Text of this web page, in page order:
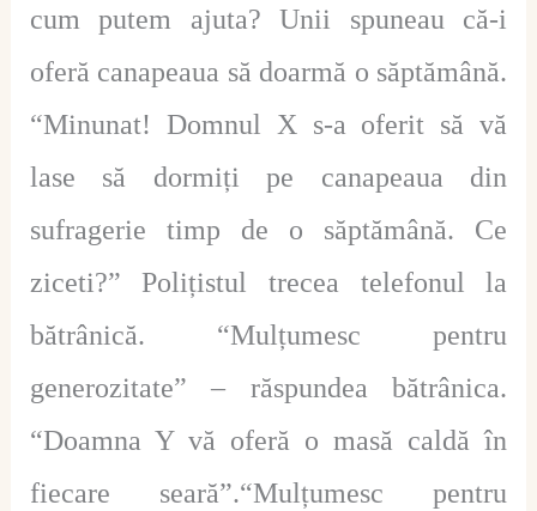
cum putem ajuta? Unii spuneau că-i
oferă canapeaua să doarmă o săptămână.
“Minunat! Domnul X s-a oferit să vă
lase să dormiți pe canapeaua din
sufragerie timp de o săptămână. Ce
ziceti?” Polițistul trecea telefonul la
bătrânică. “Mulțumesc pentru
generozitate” – răspundea bătrânica.
“Doamna Y vă oferă o masă caldă în
fiecare seară”.“Mulțumesc pentru